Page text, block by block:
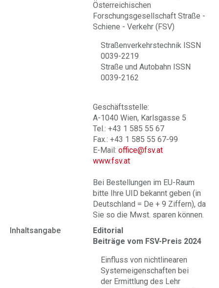
Österreichischen
Forschungsgesellschaft Straße -
Schiene - Verkehr (FSV)
Straßenverkehrstechnik ISSN
0039-2219
Straße und Autobahn ISSN
0039-2162
Geschäftsstelle:
A-1040 Wien, Karlsgasse 5
Tel.: +43 1 585 55 67
Fax.: +43 1 585 55 67-99
E-Mail: office@fsv.at
www.fsv.at
Bei Bestellungen im EU-Raum
bitte Ihre UID bekannt geben (in
Deutschland = De + 9 Ziffern), da
Sie so die Mwst. sparen können.
Inhaltsangabe
Editorial
Beiträge vom FSV-Preis 2024
Einfluss von nichtlinearen
Systemeigenschaften bei
der Ermittlung des Lehr